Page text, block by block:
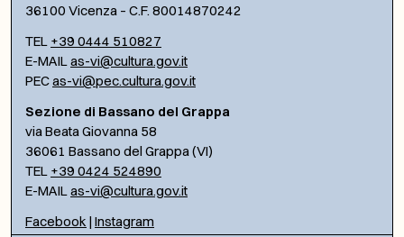
36100 Vicenza – C.F. 80014870242
TEL +39 0444 510827
E-MAILas-vi@cultura.gov.it
PECas-vi@pec.cultura.gov.it
Sezione di Bassano del Grappa
via Beata Giovanna 58
36061 Bassano del Grappa (VI)
TEL +39 0424 524890
E-MAILas-vi@cultura.gov.it
Facebook | Instagram